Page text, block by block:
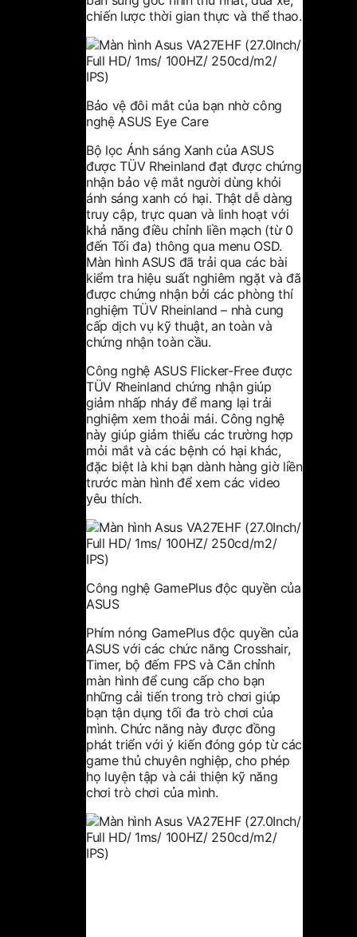
chiến lược thời gian thực và thể thao.
Bảo vệ đôi mắt của bạn nhờ công
nghệ ASUS Eye Care
Bộ lọc Ánh sáng Xanh của ASUS
được TÜV Rheinland đạt được chứng
nhận bảo vệ mắt người dùng khỏi
ánh sáng xanh có hại. Thật dễ dàng
truy cập, trực quan và linh hoạt với
khả năng điều chỉnh liền mạch (từ 0
đến Tối đa) thông qua menu OSD.
Màn hình ASUS đã trải qua các bài
kiểm tra hiệu suất nghiêm ngặt và đã
được chứng nhận bởi các phòng thí
nghiệm TÜV Rheinland – nhà cung
cấp dịch vụ kỹ thuật, an toàn và
chứng nhận toàn cầu.
Công nghệ ASUS Flicker-Free được
TÜV Rheinland chứng nhận giúp
giảm nhấp nháy để mang lại trải
nghiệm xem thoải mái. Công nghệ
này giúp giảm thiểu các trường hợp
mỏi mắt và các bệnh có hại khác,
đặc biệt là khi bạn dành hàng giờ liền
trước màn hình để xem các video
yêu thích.
Công nghệ GamePlus độc quyền của
ASUS
Phím nóng GamePlus độc quyền của
ASUS với các chức năng Crosshair,
Timer, bộ đếm FPS và Căn chỉnh
màn hình để cung cấp cho bạn
những cải tiến trong trò chơi giúp
bạn tận dụng tối đa trò chơi của
mình. Chức năng này được đồng
phát triển với ý kiến ​​đóng góp từ các
game thủ chuyên nghiệp, cho phép
họ luyện tập và cải thiện kỹ năng
chơi trò chơi của mình.